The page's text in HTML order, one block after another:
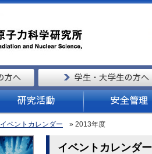
イベントカレンダー » 2013年度
イベントカレンダ